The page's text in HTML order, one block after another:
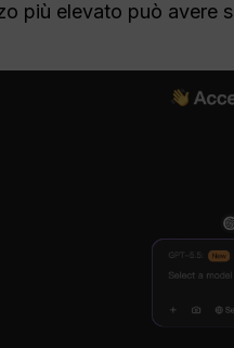
più elevato può avere